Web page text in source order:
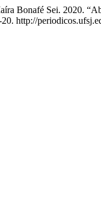
Bonafé Sei. 2020.
http://